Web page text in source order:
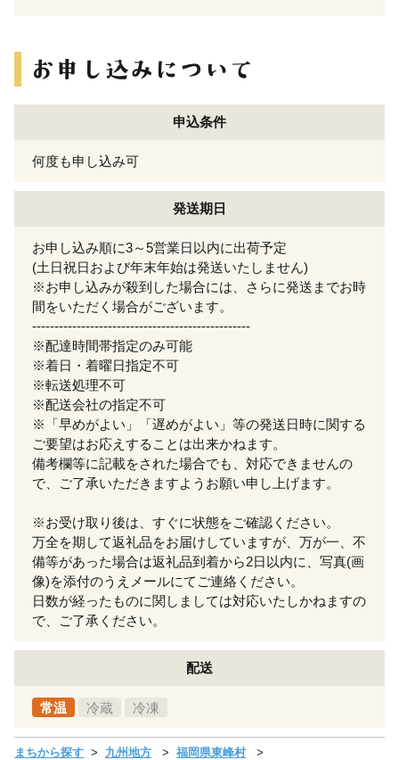
申込条件
何度も申し込み可
発送期日
お申し込み順に3～5営業日以内に出荷予定
(土日祝日および年末年始は発送いたしません)
※お申し込みが殺到した場合には、さらに発送までお時
間をいただく場合がございます。
-------------------------------------------------
※配達時間帯指定のみ可能
※着日・着曜日指定不可
※転送処理不可
※配送会社の指定不可
※「早めがよい」「遅めがよい」等の発送日時に関する
ご要望はお応えすることは出来かねます。
備考欄等に記載をされた場合でも、対応できませんの
で、ご了承いただきますようお願い申し上げます。
※お受け取り後は、すぐに状態をご確認ください。
万全を期して返礼品をお届けしていますが、万が一、不
備等があった場合は返礼品到着から2日以内に、写真(画
像)を添付のうえメールにてご連絡ください。
日数が経ったものに関しましては対応いたしかねますの
で、ご了承ください。
配送
常温 冷蔵 冷凍
まちから探す 九州地方 福岡県東峰村